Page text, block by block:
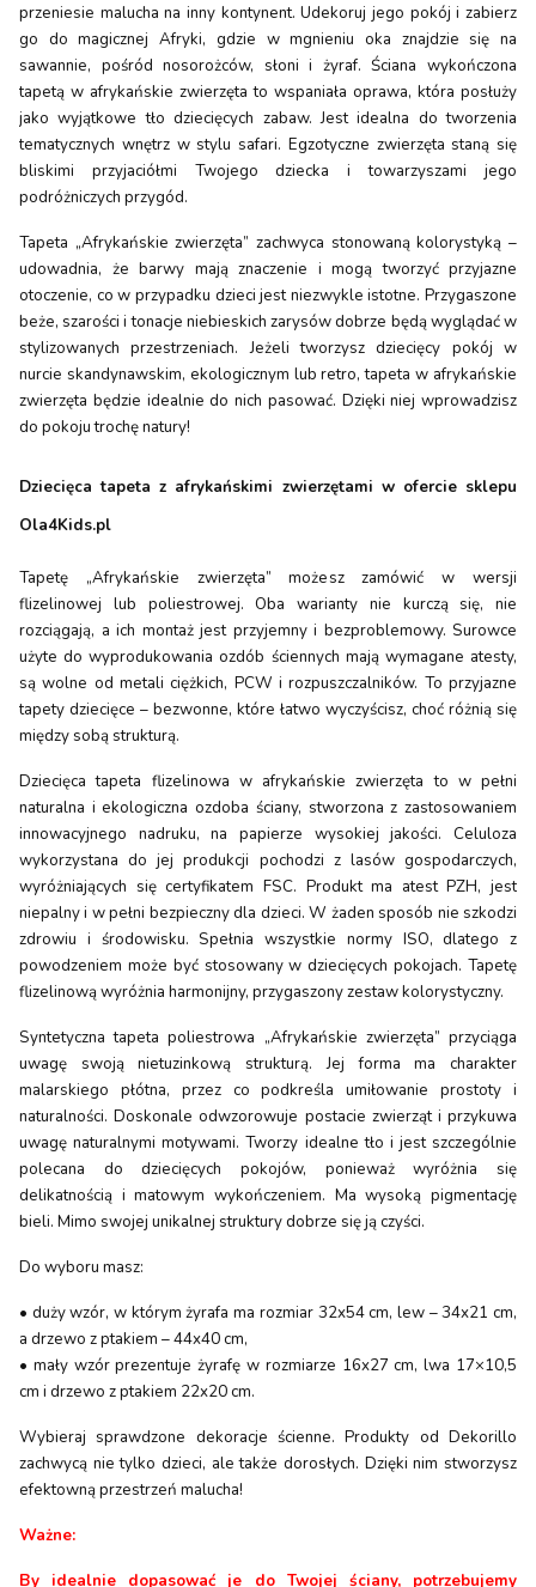
przeniesie malucha na inny kontynent. Udekoruj jego pokój i zabierz
go do magicznej Afryki, gdzie w mgnieniu oka znajdzie się na
sawannie, pośród nosorożców, słoni i żyraf. Ściana wykończona
tapetą w afrykańskie zwierzęta to wspaniała oprawa, która posłuży
jako wyjątkowe tło dziecięcych zabaw. Jest idealna do tworzenia
tematycznych wnętrz w stylu safari. Egzotyczne zwierzęta staną się
bliskimi przyjaciółmi Twojego dziecka i towarzyszami jego
podróżniczych przygód.
Tapeta „Afrykańskie zwierzęta” zachwyca stonowaną kolorystyką –
udowadnia, że barwy mają znaczenie i mogą tworzyć przyjazne
otoczenie, co w przypadku dzieci jest niezwykle istotne. Przygaszone
beże, szarości i tonacje niebieskich zarysów dobrze będą wyglądać w
stylizowanych przestrzeniach. Jeżeli tworzysz dziecięcy pokój w
nurcie skandynawskim, ekologicznym lub retro, tapeta w afrykańskie
zwierzęta będzie idealnie do nich pasować. Dzięki niej wprowadzisz
do pokoju trochę natury!
Dziecięca tapeta z afrykańskimi zwierzętami w ofercie sklepu
Ola4Kids.pl
Tapetę „Afrykańskie zwierzęta” możesz zamówić w wersji
flizelinowej lub poliestrowej. Oba warianty nie kurczą się, nie
rozciągają, a ich montaż jest przyjemny i bezproblemowy. Surowce
użyte do wyprodukowania ozdób ściennych mają wymagane atesty,
są wolne od metali ciężkich, PCW i rozpuszczalników. To przyjazne
tapety dziecięce – bezwonne, które łatwo wyczyścisz, choć różnią się
między sobą strukturą.
Dziecięca tapeta flizelinowa w afrykańskie zwierzęta to w pełni
naturalna i ekologiczna ozdoba ściany, stworzona z zastosowaniem
innowacyjnego nadruku, na papierze wysokiej jakości. Celuloza
wykorzystana do jej produkcji pochodzi z lasów gospodarczych,
wyróżniających się certyfikatem FSC. Produkt ma atest PZH, jest
niepalny i w pełni bezpieczny dla dzieci. W żaden sposób nie szkodzi
zdrowiu i środowisku. Spełnia wszystkie normy ISO, dlatego z
powodzeniem może być stosowany w dziecięcych pokojach. Tapetę
flizelinową wyróżnia harmonijny, przygaszony zestaw kolorystyczny.
Syntetyczna tapeta poliestrowa „Afrykańskie zwierzęta” przyciąga
uwagę swoją nietuzinkową strukturą. Jej forma ma charakter
malarskiego płótna, przez co podkreśla umiłowanie prostoty i
naturalności. Doskonale odwzorowuje postacie zwierząt i przykuwa
uwagę naturalnymi motywami. Tworzy idealne tło i jest szczególnie
polecana do dziecięcych pokojów, ponieważ wyróżnia się
delikatnością i matowym wykończeniem. Ma wysoką pigmentację
bieli. Mimo swojej unikalnej struktury dobrze się ją czyści.
Do wyboru masz:
• duży wzór, w którym żyrafa ma rozmiar 32x54 cm, lew – 34x21 cm,
a drzewo z ptakiem – 44x40 cm,
• mały wzór prezentuje żyrafę w rozmiarze 16x27 cm, lwa 17×10,5
cm i drzewo z ptakiem 22x20 cm.
Wybieraj sprawdzone dekoracje ścienne. Produkty od Dekorillo
zachwycą nie tylko dzieci, ale także dorosłych. Dzięki nim stworzysz
efektowną przestrzeń malucha!
Ważne:
By idealnie dopasować je do Twojej ściany, potrzebujemy